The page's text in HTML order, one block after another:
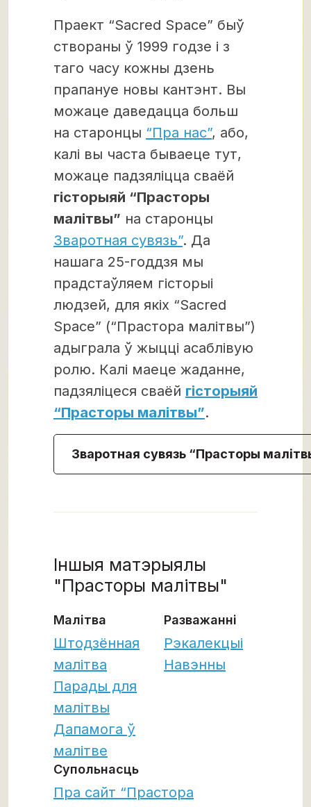
Праект “Sacred Space” быў
створаны ў 1999 годзе і з
таго часу кожны дзень
прапануе новы кантэнт. Вы
можаце даведацца больш
на старонцы “Пра нас”, або,
калі вы часта бываеце тут,
можаце падзяліцца сваёй
гісторыяй “Прасторы
малітвы” на старонцы
Зваротная сувязь”. Да
нашага 25-годдзя мы
прадстаўляем гісторыі
людзей, для якіх “Sacred
Space” (“Прастора малітвы”)
адыграла ў жыцці асаблівую
ролю. Калі маеце жаданне,
падзяліцеся сваёй гісторыяй
“Прасторы малітвы”.
Зваротная сувязь “Прасторы
Іншыя матэрыялы
"Прасторы малітвы"
Малітва
Штодзённая
малітва
Парады для
малітвы
Дапамога ў
малітве
Разважанні
Рэкалекцыі
Навэнны
Супольнасць
Пра сайт “Прастора